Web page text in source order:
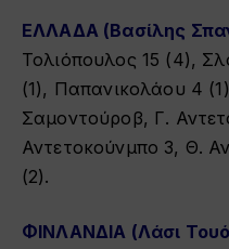
ΕΛΛΑΔΑ (Βασίλης
Τολιόπουλος 15 (4),
(1), Παπανικολάου 4
Σαμοντούροβ, Γ.
Αντετοκούνμπο 3, Θ.
(2).
ΦΙΝΛΑΝΔΙΑ (Λάσι